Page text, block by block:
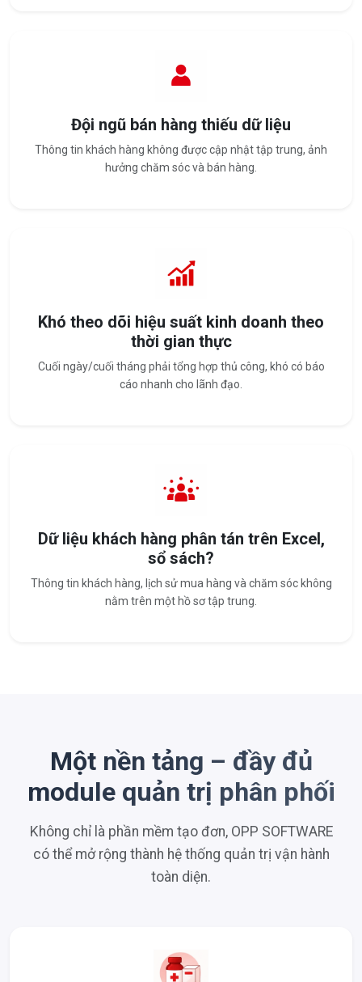
Đội ngũ bán hàng thiếu dữ liệu
Thông tin khách hàng không được cập nhật tập trung, ảnh
hưởng chăm sóc và bán hàng.
Khó theo dõi hiệu suất kinh doanh theo
thời gian thực
Cuối ngày/cuối tháng phải tổng hợp thủ công, khó có báo
cáo nhanh cho lãnh đạo.
Dữ liệu khách hàng phân tán trên Excel,
sổ sách?
Thông tin khách hàng, lịch sử mua hàng và chăm sóc không
nằm trên một hồ sơ tập trung.
Một nền tảng – đầy đủ
module quản trị phân phối
Không chỉ là phần mềm tạo đơn, OPP SOFTWARE
có thể mở rộng thành hệ thống quản trị vận hành
toàn diện.